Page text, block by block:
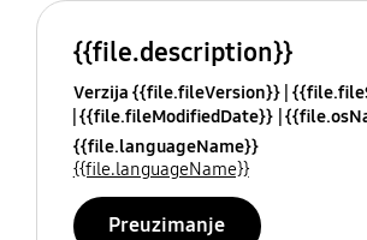
{{file.description}}
Verzija {{file.fileVersion}}
{{file.fileModifiedDate}}
{{file.languageName}}
{{file.languageName}}
Preuzimanje